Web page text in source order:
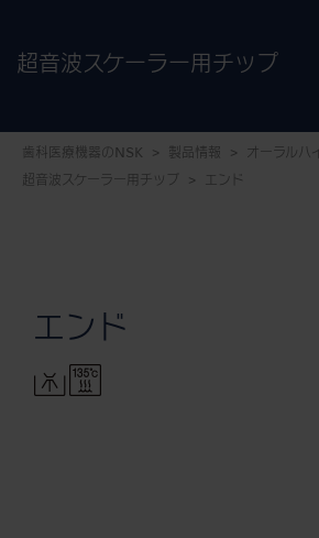
超音波スケーラー用チップ
歯科医療機器のNSK 製品情報 オーラルハ
超音波スケーラー用チップ エンド
エンド